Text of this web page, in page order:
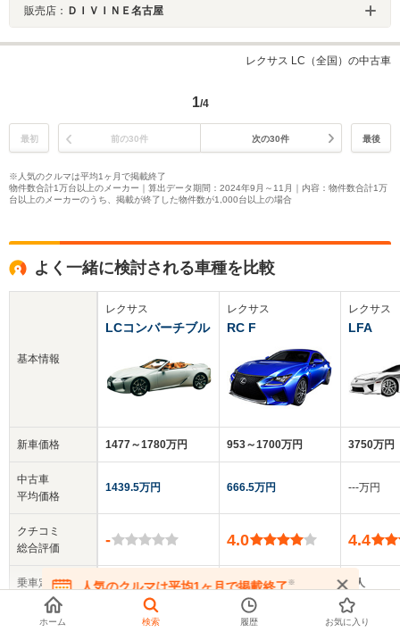
販売店： ＤＩＶＩＮＥ名古屋
レクサス LC（全国）の中古車
1/4
最初 前の30件 次の30件 最後
※人気のクルマは平均1ヶ月で掲載終了
物件数合計1万台以上のメーカー｜算出データ期間：2024年9月～11月｜内容：物件数合計1万
台以上のメーカーのうち、掲載が終了した物件数が1,000台以上の場合
よく一緒に検討される車種を比較
基本情報
新車価格
中古車
平均価格
クチコミ
総合評価
乗車定員
ドア数
レクサス
LCコンバーチブル
1477～1780万円
1439.5万円
-
4人
レクサス
RC F
953～1700万円
666.5万円
4.0
4人
2ドア
レクサス
LFA
3750万円
‐‐‐万円
4.4
2人
2ドア
▼
全てを表示する
人気のクルマは平均1ヶ月で掲載終了※
在庫が無くなる前にお問い合わせください
ホーム 検索 履歴 お気に入り